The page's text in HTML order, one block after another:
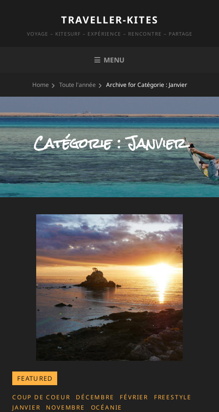
content
TRAVELLER-KITES
VOYAGE – KITESURF – EXPÉRIENCE – RENCONTRE – PARTAGE
MENU
Home Toute l'année Archive forCatégorie : Janvier
Catégorie :Janvier
FEATURED
CATEGORIES
COUP DE COEUR DÉCEMBRE FÉVRIER
FREESTYLE
JANVIER
NOVEMBRE OCÉANIE